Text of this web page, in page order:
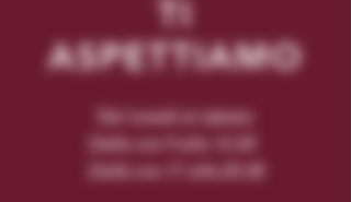
TI
ASPETTIAMO
Dal lunedì al sabato
Dalle ore 9 alle 13.30
Dalle ore 17 alle 20.30